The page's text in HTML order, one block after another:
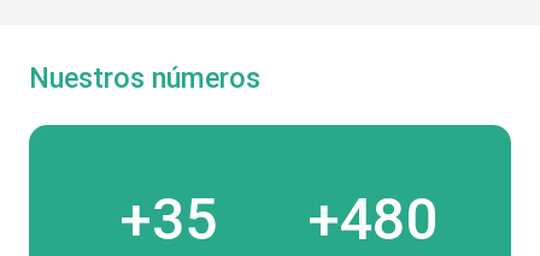
Nuestros números
+35 +480